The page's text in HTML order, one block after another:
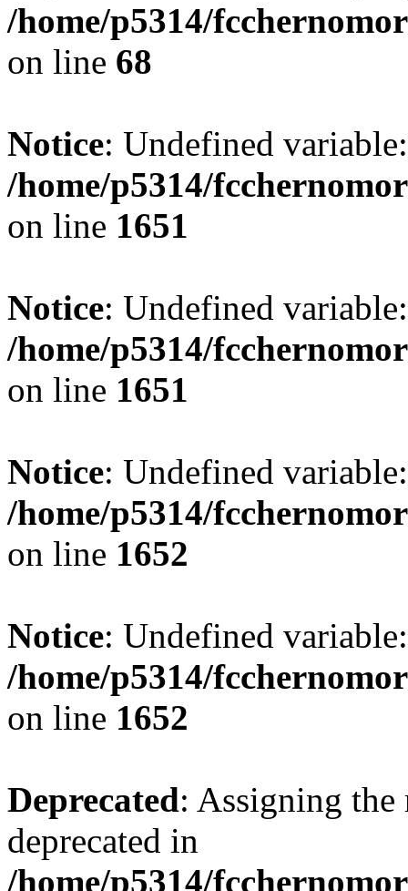
/home/p5314/
on line 68
Notice: Undefined
/home/p5314/
on line 1651
Notice: Undefined
/home/p5314/
on line 1651
Notice: Undefined
/home/p5314/
on line 1652
Notice: Undefined
/home/p5314/
on line 1652
Deprecated: Assigning the
deprecated in
/home/p5314/